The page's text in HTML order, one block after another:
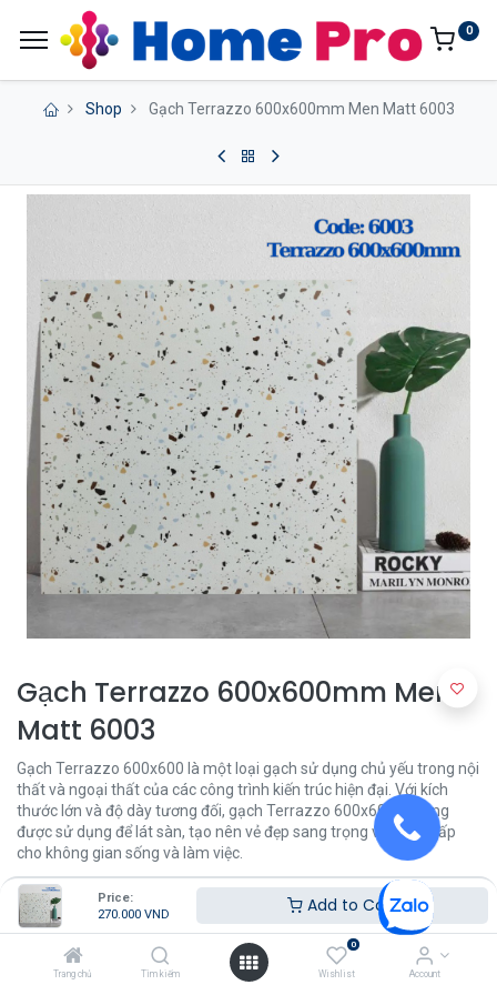
Price:
270.000 VND Add to Cart
Trang chủ Tìm kiếm
0
Wishlist Account
0
Shop Gạch Terrazzo 600x600mm Men Matt 6003
Gạch Terrazzo 600x600mm Men
Matt 6003
Gạch Terrazzo 600x600 là một loại gạch sử dụng chủ yếu trong nội
thất và ngoại thất của các công trình kiến trúc hiện đại. Với kích
thước lớn và độ dày tương đối, gạch Terrazzo 600x600 thường
được sử dụng để lát sàn, tạo nên vẻ đẹp sang trọng và đẳng cấp
cho không gian sống và làm việc.
270.000VND
Khu Vực